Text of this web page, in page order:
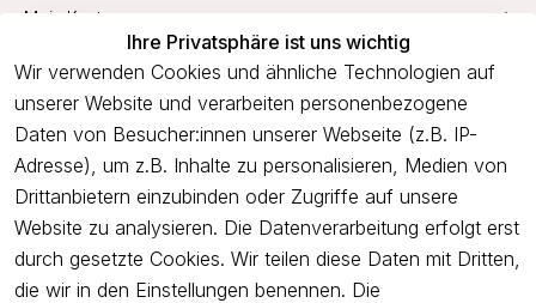
Ihre Privatsphäre ist uns wichtig
Wir verwenden Cookies und ähnliche Technologien auf
unserer Website und verarbeiten personenbezogene
Daten von Besucher:innen unserer Webseite (z.B. IP-
Adresse), um z.B. Inhalte zu personalisieren, Medien von
Drittanbietern einzubinden oder Zugriffe auf unsere
Website zu analysieren. Die Datenverarbeitung erfolgt erst
durch gesetzte Cookies. Wir teilen diese Daten mit Dritten,
die wir in den Einstellungen benennen. Die
Mein Konto
Service
Unternehmen
Newsletter
Freue dich über 5€ Rabatt bei deiner nächsten Bestellung und
profitiere von Angeboten.